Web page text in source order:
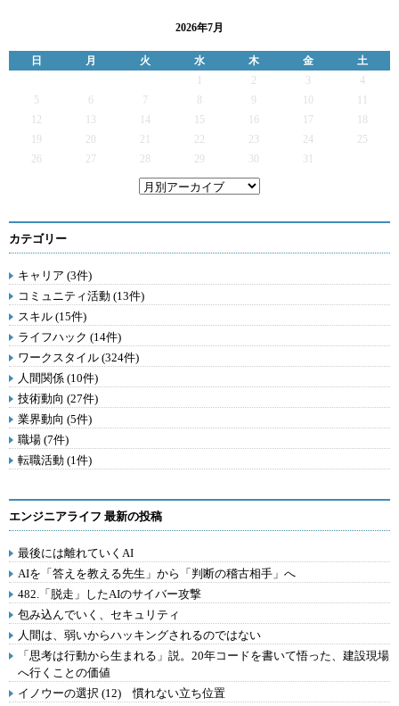
2026年7月
日 月 火 水 木 金
土
2 3
4
5
6 7 9
12
13 14 15 16 17
19
20 21 22 23 24
25
26
27 28 29 30 31
カテゴリー
キャリア (3件)
コミュニティ活動 (13件)
スキル (15件)
ライフハック (14件)
ワークスタイル (324件)
人間関係 (10件)
技術動向 (27件)
業界動向 (5件)
職場 (7件)
転職活動 (1件)
エンジニアライフ 最新の投稿
最後には離れていくAI
AIを「答えを教える先生」から「判断の稽古相手」へ
482.「脱走」したAIのサイバー攻撃
包み込んでいく、セキュリティ
人間は、弱いからハッキングされるのではない
「思考は行動から生まれる」説。20年コードを書いて悟った、建設現場
へ行くことの価値
イノウーの選択 (12) 慣れない立ち位置